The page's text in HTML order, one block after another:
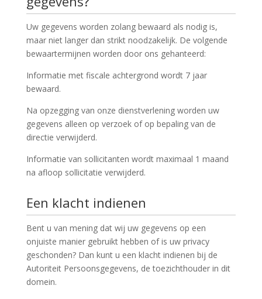
Uw gegevens worden zolang bewaard als nodig is,
maar niet langer dan strikt noodzakelijk. De volgende
bewaartermijnen worden door ons gehanteerd:
Informatie met fiscale achtergrond wordt 7 jaar
bewaard.
Na opzegging van onze dienstverlening worden uw
gegevens alleen op verzoek of op bepaling van de
directie verwijderd.
Informatie van sollicitanten wordt maximaal 1 maand
na afloop sollicitatie verwijderd.
Een klacht indienen
Bent u van mening dat wij uw gegevens op een
onjuiste manier gebruikt hebben of is uw privacy
geschonden? Dan kunt u een klacht indienen bij de
Autoriteit Persoonsgegevens, de toezichthouder in dit
domein.